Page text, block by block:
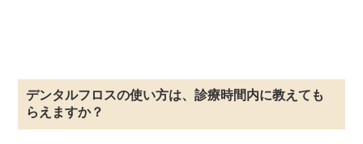
デンタルフロスの使い方は、診療時間内に教えても
らえますか？